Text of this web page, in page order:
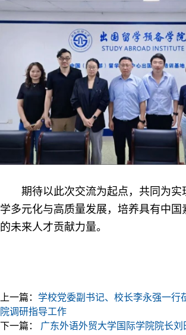
期待以此次交流为起点，共同为实
学多元化与高质量发展，培养具有中国
的未来人才贡献力量。
上一篇： 学校党委副书记、校长李永强一行
院调研指导工作
下一篇： 广东外语外贸大学国际学院院长刘